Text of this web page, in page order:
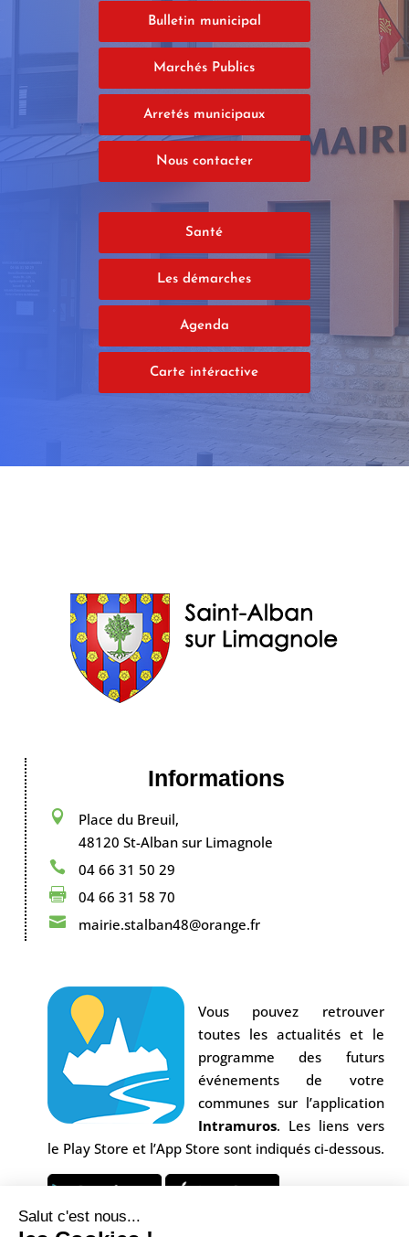
Salut c'est nous...
Bulletin municipal
Marchés Publics
Arretés municipaux
Nous contacter
Santé
Les démarches
Agenda
Carte intéractive
Informations

Place du Breuil,
48120 St-Alban sur Limagnole
 04 66 31 50 29
 04 66 31 58 70
 mairie.stalban48@orange.fr
Vous pouvez retrouver
toutes les actualités et le
programme des futurs
événements de votre
communes sur l’application
Intramuros. Les liens vers
le Play Store et l’App Store sont indiqués ci-dessous.